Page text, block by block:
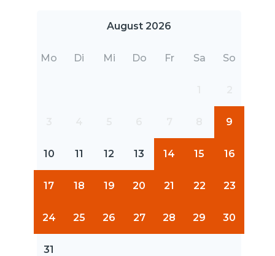
August 2026
Mo Di Mi Do Fr Sa So
9
10 11 12 13 14 15 16
17 18 19 20 21 22 23
24 25 26 27 28 29 30
31